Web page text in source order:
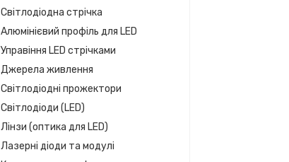
Світлодіодна стрічка
Алюмінієвий профіль для LED
Управіння LED стрічками
Джерела живлення
Світлодіодні прожектори
Світлодіоди (LED)
Лінзи (оптика для LED)
Лазерні діоди та модулі